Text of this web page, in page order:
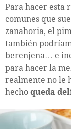
Para hacer esta
comunes que
zanahoria, el
también
berenjena… e
para hacer la
realmente no le
hecho queda